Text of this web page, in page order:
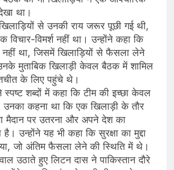
था।
से उनकी राय जरूर पूछी गई थी,
विचार-विमर्श नहीं था। उन्होंने कहा कि
नहीं था, जिसमें खिलाड़ियों से फैसला लेने
मुताबिक खिलाड़ी केवल बैठक में शामिल
के लिए पहुंचे थे।
शब्दों में कहा कि टीम की इच्छा केवल
कहना था कि एक खिलाड़ी के तौर
मैदान पर उतरना और अपने देश का
है। उन्होंने यह भी कहा कि सुरक्षा का मुद्दा
गया, जो अंतिम फैसला लेने की स्थिति में थे।
उठाते हुए लिटन दास ने पाकिस्तान दौरे